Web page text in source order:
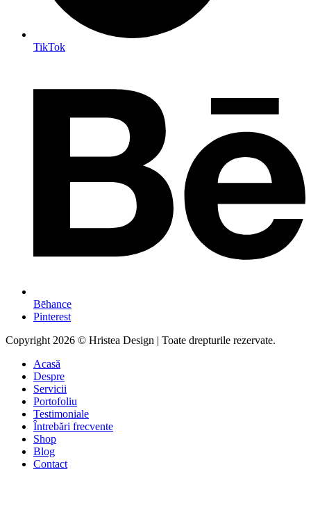
TikTok
Bēhance
Pinterest
Copyright 2026 © Hristea Design | Toate drepturile rezervate.
Acasă
Despre
Servicii
Portofoliu
Testimoniale
Întrebări frecvente
Shop
Blog
Contact